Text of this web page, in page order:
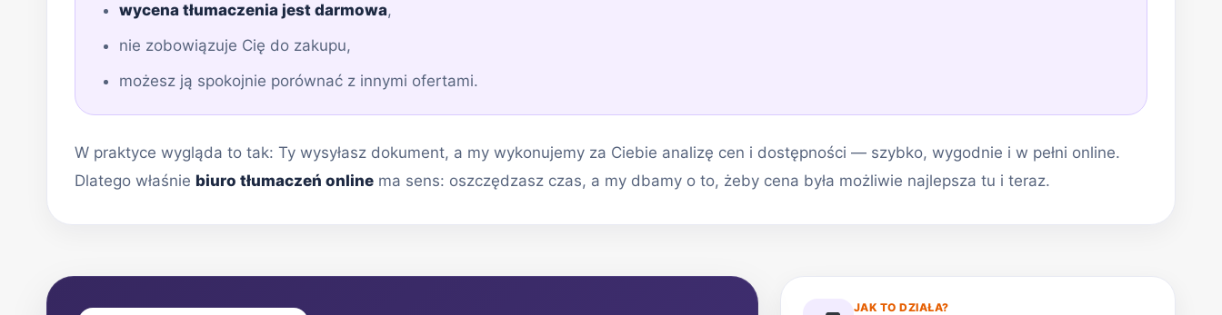
wycena tłumaczenia jest darmowa,
nie zobowiązuje Cię do zakupu,
możesz ją spokojnie porównać z innymi ofertami.
W praktyce wygląda to tak: Ty wysyłasz dokument, a my wykonujemy za Ciebie analizę cen i dostępności — szybko, wygodnie i w pełni online.
Dlatego właśnie biuro tłumaczeń online ma sens: oszczędzasz czas, a my dbamy o to, żeby cena była możliwie najlepsza tu i teraz.
JAK TO DZIAŁA?